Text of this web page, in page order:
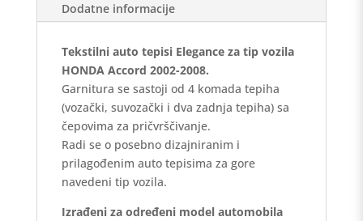
Dodatne informacije
Tekstilni auto tepisi Elegance za tip vozila
HONDA Accord 2002-2008.
Garnitura se sastoji od 4 komada tepiha
(vozački, suvozački i dva zadnja tepiha) sa
čepovima za pričvrščivanje.
Radi se o posebno dizajniranim i
prilagođenim auto tepisima za gore
navedeni tip vozila.
Izrađeni za određeni model automobila